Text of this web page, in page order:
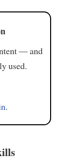
— and
used.
.